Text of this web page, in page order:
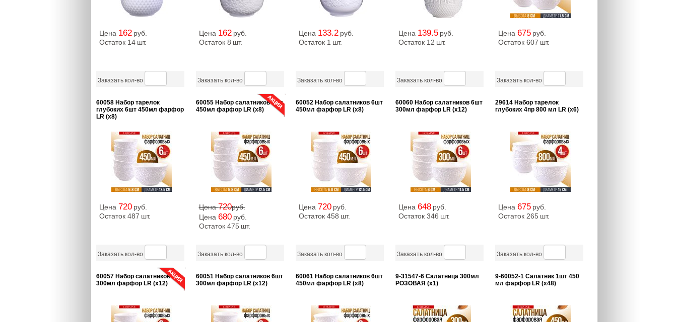
Цена 162 руб.
Остаток 14 шт.
Заказать кол-во
Цена 162 руб.
Остаток 8 шт.
Заказать кол-во
Цена 133.2 руб.
Остаток 1 шт.
Заказать кол-во
Цена 139.5 руб.
Остаток 12 шт.
Заказать кол-во
Цена 675 руб.
Остаток 607 шт.
Заказать кол-во
60058 Набор тарелок
глубоких 6шт 450мл фарфор
LR (х8)
Цена 720 руб.
Остаток 487 шт.
Заказать кол-во
60055 Набор салатников 6шт
450мл фарфор LR (х8)
Цена720руб.
Цена 680 руб.
Остаток 475 шт.
Заказать кол-во
60052 Набор салатников 6шт
450мл фарфор LR (х8)
Цена 720 руб.
Остаток 458 шт.
Заказать кол-во
60060 Набор салатников 6шт
300мл фарфор LR (х12)
Цена 648 руб.
Остаток 346 шт.
Заказать кол-во
29614 Набор тарелок
глубоких 4пр 800 мл LR (х6)
Цена 675 руб.
Остаток 265 шт.
Заказать кол-во
60057 Набор салатников 6шт
300мл фарфор LR (х12)
60051 Набор салатников 6шт
300мл фарфор LR (х12)
60061 Набор салатников 6шт
450мл фарфор LR (х8)
9-31547-6 Салатница 300мл
РОЗОВАЯ (х1)
9-60052-1 Салатник 1шт 450
мл фарфор LR (х48)